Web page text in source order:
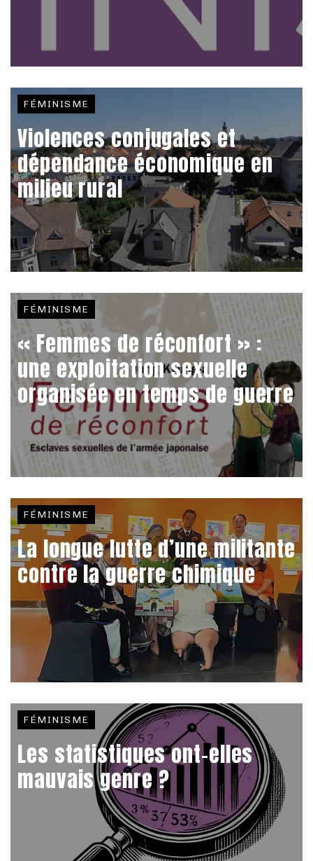
FÉMINISME
Violences conjugales et
dépendance économique en
milieu rural
FÉMINISME
« Femmes de réconfort » :
une exploitation sexuelle
organisée en temps de guerre
FÉMINISME
La longue lutte d’une militante
contre la guerre chimique
FÉMINISME
Les statistiques ont-elles
mauvais genre ?